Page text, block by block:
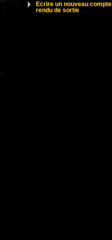
Ecrire un nouveau compte
rendu de sortie